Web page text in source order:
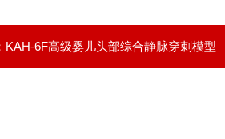
KAH-6F高级婴儿头部综合静脉穿刺模型